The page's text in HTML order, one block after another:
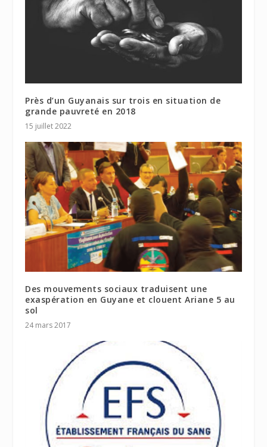
Près d’un Guyanais sur trois en situation de
grande pauvreté en 2018
15 juillet 2022
Des mouvements sociaux traduisent une
exaspération en Guyane et clouent Ariane 5 au
sol
24 mars 2017